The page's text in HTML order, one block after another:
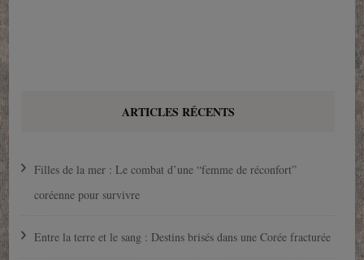
ARTICLES RÉCENTS
Filles de la mer : Le combat d’une “femme de réconfort”
coréenne pour survivre
Entre la terre et le sang : Destins brisés dans une Corée fracturée